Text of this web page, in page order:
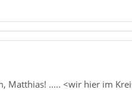
..... <wir hier im